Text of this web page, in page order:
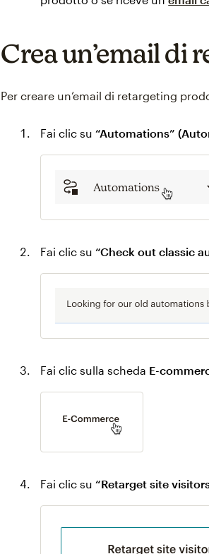
Crea un’email
Per creare un’email di retargeting
Fai clic su“Automations”
Fai clic su“Check out classic
Fai clic sulla scheda E-
Fai clic su“Retarget site